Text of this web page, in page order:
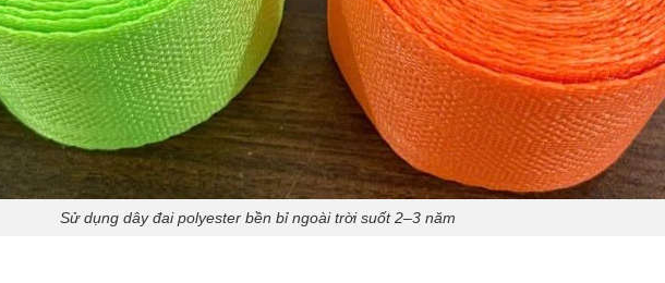
Sử dụng dây đai polyester bền bỉ ngoài trời suốt 2–3 năm